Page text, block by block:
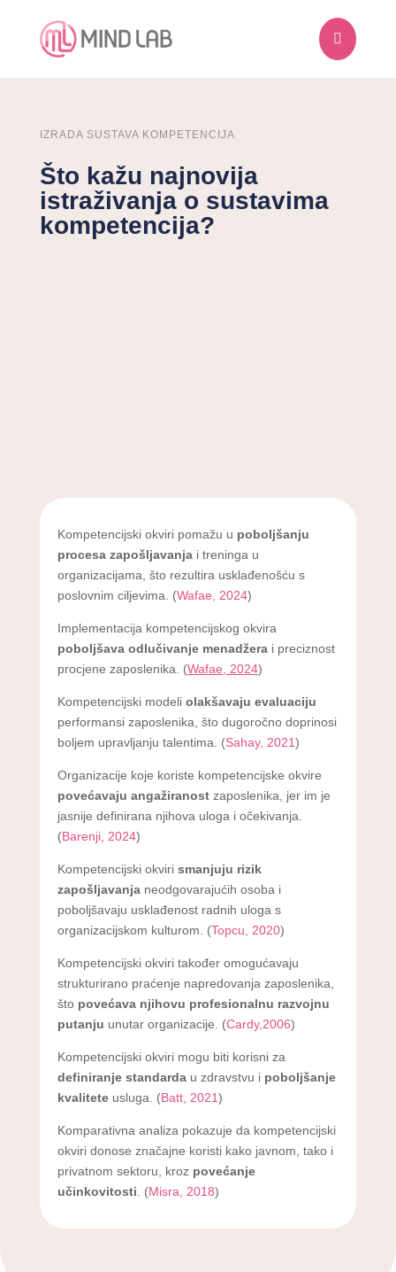

IZRADA SUSTAVA KOMPETENCIJA
Što kažu najnovija
istraživanja o sustavima
kompetencija?
Kompetencijski okviri pomažu u poboljšanju
procesa zapošljavanjai treninga u
organizacijama, što rezultira usklađenošću s
poslovnim ciljevima. (Wafae, 2024)
Implementacija kompetencijskog okvira
poboljšava odlučivanje menadžerai preciznost
procjene zaposlenika. (Wafae, 2024)
Kompetencijski modeli olakšavaju evaluaciju
performansi zaposlenika, što dugoročno doprinosi
boljem upravljanju talentima. (Sahay, 2021)
Organizacije koje koriste kompetencijske okvire
povećavaju angažiranostzaposlenika, jer im je
jasnije definirana njihova uloga i očekivanja.
(Barenji, 2024)
Kompetencijski okviri smanjuju rizik
zapošljavanjaneodgovarajućih osoba i
poboljšavaju usklađenost radnih uloga s
organizacijskom kulturom. (Topcu, 2020)
Kompetencijski okviri također omogućavaju
strukturirano praćenje napredovanja zaposlenika,
što povećava njihovu profesionalnu razvojnu
putanju unutar organizacije. (Cardy,2006)
Kompetencijski okviri mogu biti korisni za
definiranje standardau zdravstvu i poboljšanje
kvalitete usluga. (Batt, 2021)
Komparativna analiza pokazuje da kompetencijski
okviri donose značajne koristi kako javnom, tako i
privatnom sektoru, kroz povećanje
učinkovitosti . (Misra, 2018)